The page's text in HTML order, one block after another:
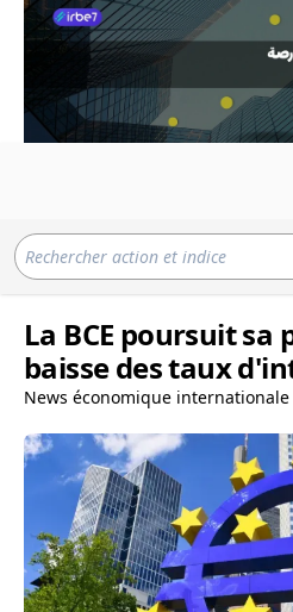
La BCE poursuit sa
baisse des taux
News économique internationale